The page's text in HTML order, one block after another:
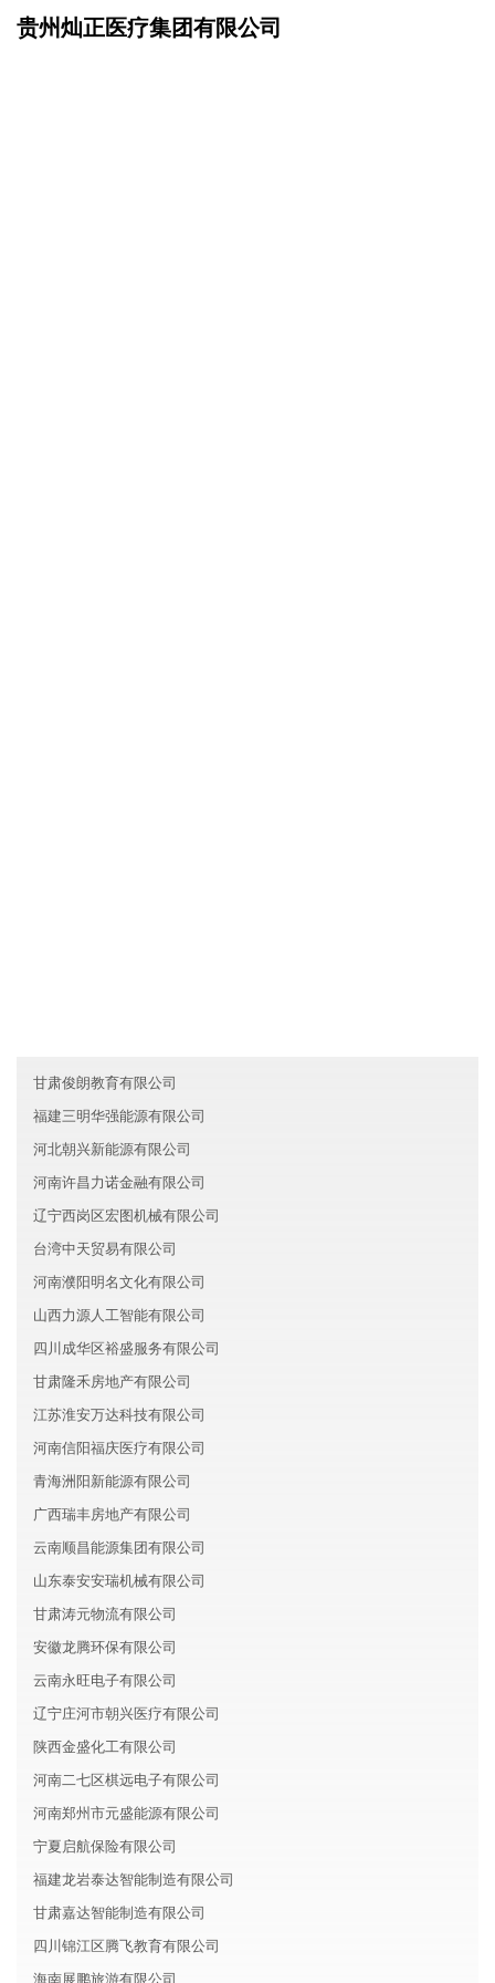
贵州灿正医疗集团有限公司
甘肃俊朗教育有限公司
福建三明华强能源有限公司
河北朝兴新能源有限公司
河南许昌力诺金融有限公司
辽宁西岗区宏图机械有限公司
台湾中天贸易有限公司
河南濮阳明名文化有限公司
山西力源人工智能有限公司
四川成华区裕盛服务有限公司
甘肃隆禾房地产有限公司
江苏淮安万达科技有限公司
河南信阳福庆医疗有限公司
青海洲阳新能源有限公司
广西瑞丰房地产有限公司
云南顺昌能源集团有限公司
山东泰安安瑞机械有限公司
甘肃涛元物流有限公司
安徽龙腾环保有限公司
云南永旺电子有限公司
辽宁庄河市朝兴医疗有限公司
陕西金盛化工有限公司
河南二七区棋远电子有限公司
河南郑州市元盛能源有限公司
宁夏启航保险有限公司
福建龙岩泰达智能制造有限公司
甘肃嘉达智能制造有限公司
四川锦江区腾飞教育有限公司
海南展鹏旅游有限公司